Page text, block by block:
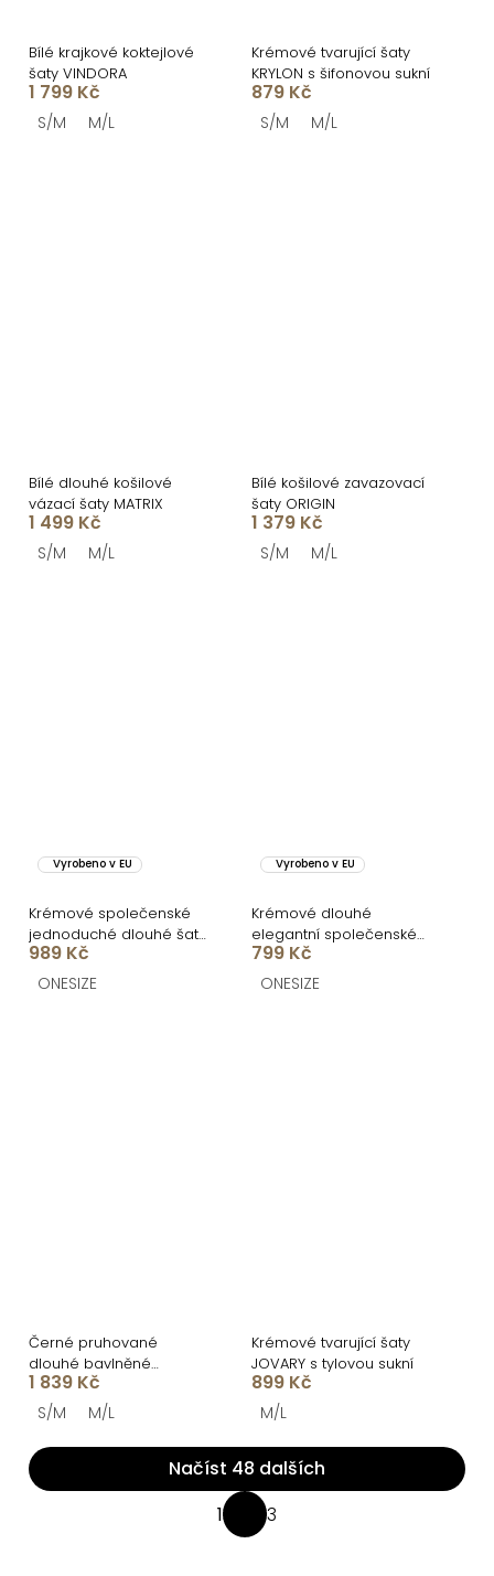
Bílé krajkové koktejlové
šaty VINDORA
1 799 Kč
S/M M/L
Krémové tvarující šaty
KRYLON s šifonovou sukní
879 Kč
S/M M/L
Bílé dlouhé košilové
vázací šaty MATRIX
1 499 Kč
S/M M/L
Bílé košilové zavazovací
šaty ORIGIN
1 379 Kč
S/M M/L
Vyrobeno v EU
Krémové společenské
jednoduché dlouhé šaty
TEMIRA
989 Kč
ONESIZE
Vyrobeno v EU
Krémové dlouhé
elegantní společenské
šaty KALIXA s výstřihem
799 Kč
ONESIZE
Černé pruhované
dlouhé bavlněné
zavinovací šaty NATURE
1 839 Kč
S/M M/L
Krémové tvarující šaty
JOVARY s tylovou sukní
899 Kč
M/L
O
v
Načíst 48 dalších
1 3